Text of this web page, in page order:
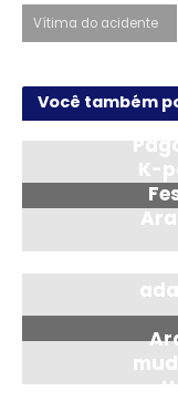
Vítima do acidente
Você também
K-